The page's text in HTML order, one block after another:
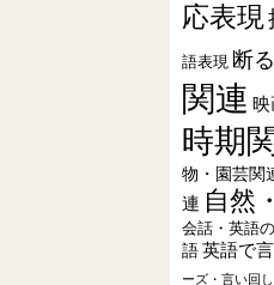
応表現
語表現 断
関連
時期
物・園芸関
連 自然
会話・英語
語 英語で
ーズ・言い回し